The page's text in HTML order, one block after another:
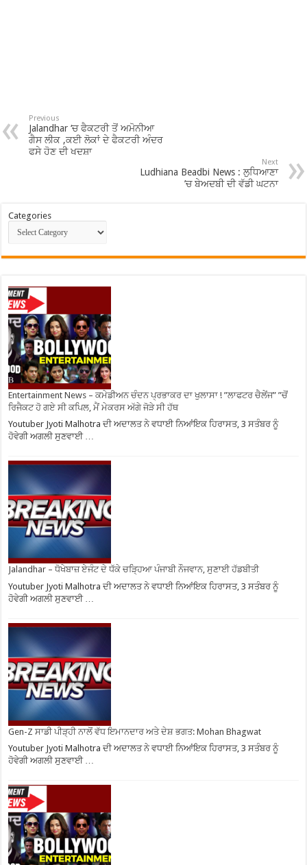
Previous
Jalandhar ‘ਚ ਫੈਕਟਰੀ ਤੋਂ ਅਮੋਨੀਆ
ਗੈਸ ਲੀਕ ,ਕਈ ਲੋਕਾਂ ਦੇ ਫੈਕਟਰੀ ਅੰਦਰ
ਫਸੇ ਹੋਣ ਦੀ ਖਦਸ਼ਾ
Next
Ludhiana Beadbi News : ਲੁਧਿਆਣਾ
’ਚ ਬੇਅਦਬੀ ਦੀ ਵੱਡੀ ਘਟਨਾ
Categories
Entertainment News – ਕਮੇਡੀਅਨ ਚੰਦਨ ਪ੍ਰਭਾਕਰ ਦਾ ਖੁਲਾਸਾ ! ”ਲਾਫਟਰ ਚੈਲੇਂਜ” ”ਚੋਂ
ਰਿਜੈਕਟ ਹੋ ਗਏ ਸੀ ਕਪਿਲ, ਮੈਂ ਮੇਕਰਸ ਅੱਗੇ ਜੋੜੇ ਸੀ ਹੱਥ
Youtuber Jyoti Malhotra ਦੀ ਅਦਾਲਤ ਨੇ ਵਧਾਈ ਨਿਆਂਇਕ ਹਿਰਾਸਤ, 3 ਸਤੰਬਰ ਨੂੰ
ਹੋਵੇਗੀ ਅਗਲੀ ਸੁਣਵਾਈ …
Jalandhar – ਧੋਖੇਬਾਜ਼ ਏਜੰਟ ਦੇ ਧੱਕੇ ਚੜ੍ਹਿਆ ਪੰਜਾਬੀ ਨੌਜਵਾਨ, ਸੁਣਾਈ ਹੱਡਬੀਤੀ
Youtuber Jyoti Malhotra ਦੀ ਅਦਾਲਤ ਨੇ ਵਧਾਈ ਨਿਆਂਇਕ ਹਿਰਾਸਤ, 3 ਸਤੰਬਰ ਨੂੰ
ਹੋਵੇਗੀ ਅਗਲੀ ਸੁਣਵਾਈ …
Gen-Z ਸਾਡੀ ਪੀੜ੍ਹੀ ਨਾਲੋਂ ਵੱਧ ਇਮਾਨਦਾਰ ਅਤੇ ਦੇਸ਼ ਭਗਤ: Mohan Bhagwat
Youtuber Jyoti Malhotra ਦੀ ਅਦਾਲਤ ਨੇ ਵਧਾਈ ਨਿਆਂਇਕ ਹਿਰਾਸਤ, 3 ਸਤੰਬਰ ਨੂੰ
ਹੋਵੇਗੀ ਅਗਲੀ ਸੁਣਵਾਈ …